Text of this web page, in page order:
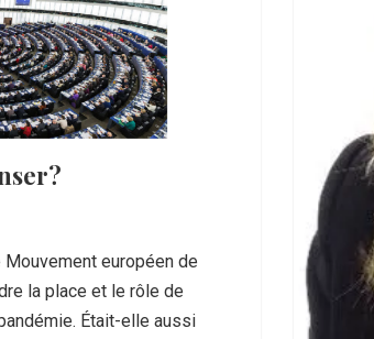
européen de
la place et le rôle de
Était-elle aussi